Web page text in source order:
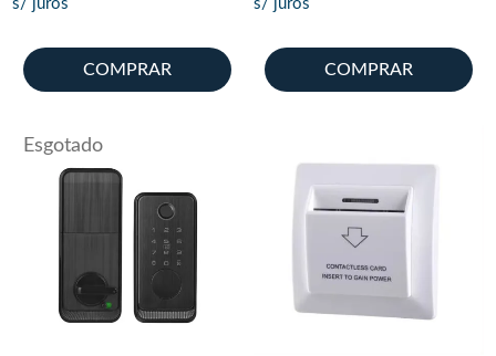
s/ juros
COMPRAR
s/ juros
COMPRAR
Esgotado